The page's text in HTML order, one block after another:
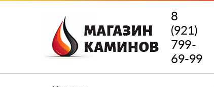
8
(921)
799-
69-99